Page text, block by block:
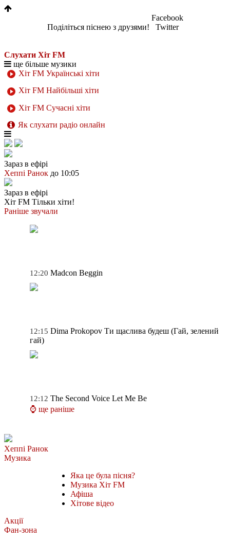
Поділіться піснею з друзями!
Facebook
Twitter
Слухати Хіт FM
ще більше музики
Хіт FM Українські хіти
Хіт FM Найбільші хіти
Хіт FM Сучасні хіти
Як слухати радіо онлайн
Зараз в ефірі
Хеппі Ранок до 10:05
Зараз в ефірі
Хіт FM Тільки хіти!
Раніше звучали
12:20 Madcon Beggin
12:15 Dima Prokopov Ти щаслива будеш (Гай, зелений
гай)
12:12 The Second Voice Let Me Be
⌚ ще раніше
Хеппі Ранок
Музика
Яка це була пісня?
Музика Хіт FM
Афіша
Хітове відео
Акції
Фан-зона